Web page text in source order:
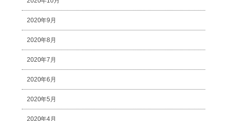
2020年9月
2020年8月
2020年7月
2020年6月
2020年5月
2020年4月